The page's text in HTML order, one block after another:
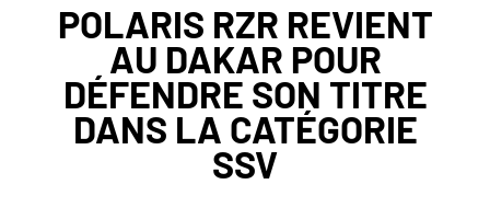
POLARIS RZR REVIENT
AU DAKAR POUR
DÉFENDRE SON TITRE
DANS LA CATÉGORIE
SSV